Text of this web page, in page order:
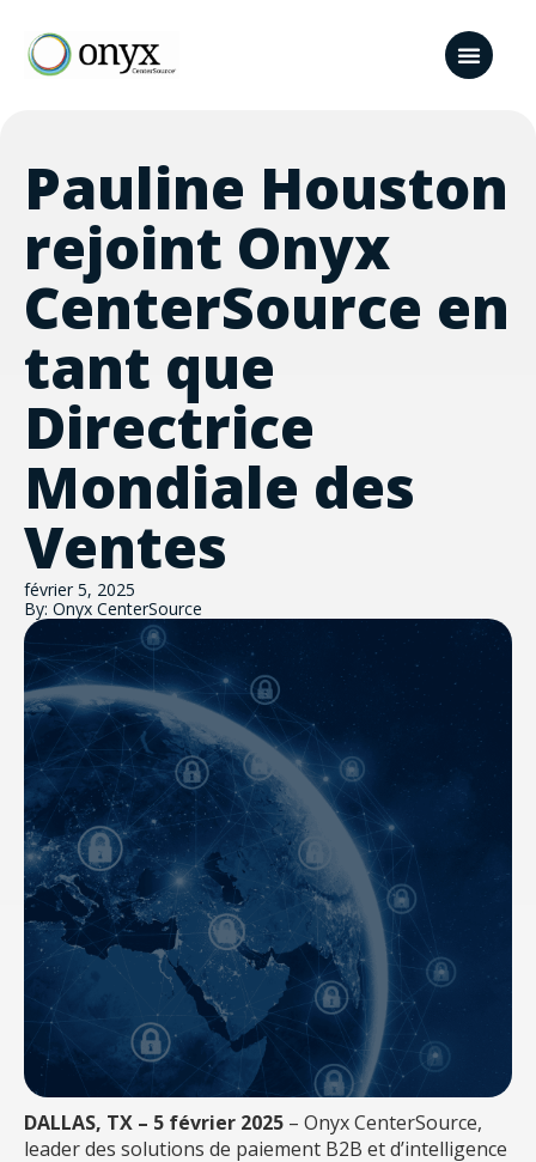
Pauline Houston
rejoint Onyx
CenterSource en
tant que
Directrice
Mondiale des
Ventes
février 5, 2025
By: Onyx CenterSource
DALLAS, TX – 5 février 2025 – Onyx CenterSource,
leader des solutions de paiement B2B et d’intelligence